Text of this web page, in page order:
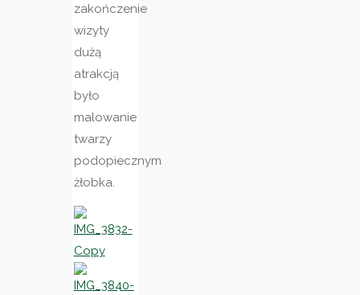
zakończenie
wizyty
dużą
atrakcją
było
malowanie
twarzy
podopiecznym
żłobka.